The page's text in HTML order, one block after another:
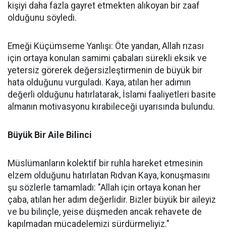
kişiyi daha fazla gayret etmekten alıkoyan bir zaaf
olduğunu söyledi.
Emeği Küçümseme Yanlışı: Öte yandan, Allah rızası
için ortaya konulan samimi çabaları sürekli eksik ve
yetersiz görerek değersizleştirmenin de büyük bir
hata olduğunu vurguladı. Kaya, atılan her adımın
değerli olduğunu hatırlatarak, İslami faaliyetleri basite
almanın motivasyonu kırabileceği uyarısında bulundu.
Büyük Bir Aile Bilinci
Müslümanların kolektif bir ruhla hareket etmesinin
elzem olduğunu hatırlatan Rıdvan Kaya, konuşmasını
şu sözlerle tamamladı: "Allah için ortaya konan her
çaba, atılan her adım değerlidir. Bizler büyük bir aileyiz
ve bu bilinçle, yeise düşmeden ancak rehavete de
kapılmadan mücadelemizi sürdürmeliyiz."